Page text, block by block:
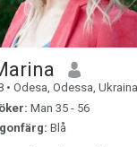
• Odesa, Odessa, Ukraina
Man 35 - 56
Blå